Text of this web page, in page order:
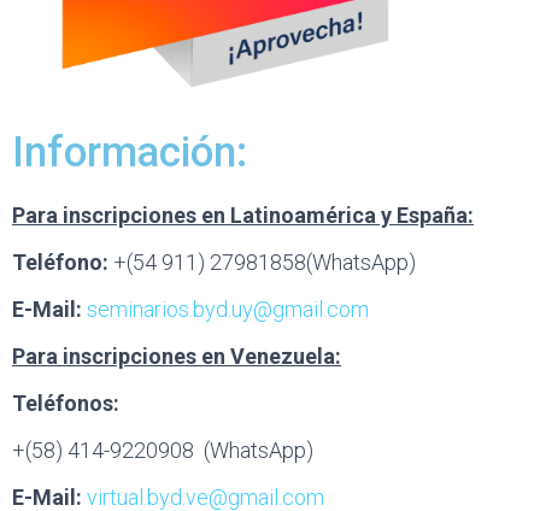
Información:
Para inscripciones en Latinoamérica y España:
Teléfono: +(54 911) 27981858(WhatsApp)
E-Mail: seminarios.byd.uy@gmail.com
Para inscripciones en Venezuela:
Teléfonos:
+(58) 414-9220908 (WhatsApp)
E-Mail: virtual.byd.ve@gmail.com